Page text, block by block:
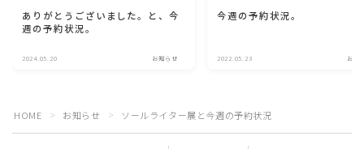
ありがとうございました。と、今
週の予約状況。
2024.05.20 お知らせ
今週の予約状況。
2022.05.23 お知
HOME ＞ お知らせ ＞ ソールライター展と今週の予約状況